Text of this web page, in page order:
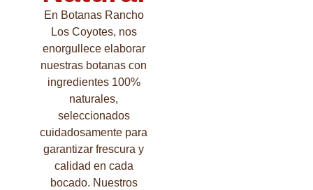
En Botanas Rancho
Los Coyotes, nos
enorgullece elaborar
nuestras botanas con
ingredientes 100%
naturales,
seleccionados
cuidadosamente para
garantizar frescura y
calidad en cada
bocado. Nuestros